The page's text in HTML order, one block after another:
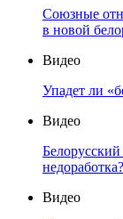
Союзные
в новой
Видео
Упадет ли
Видео
недоработка?
Видео